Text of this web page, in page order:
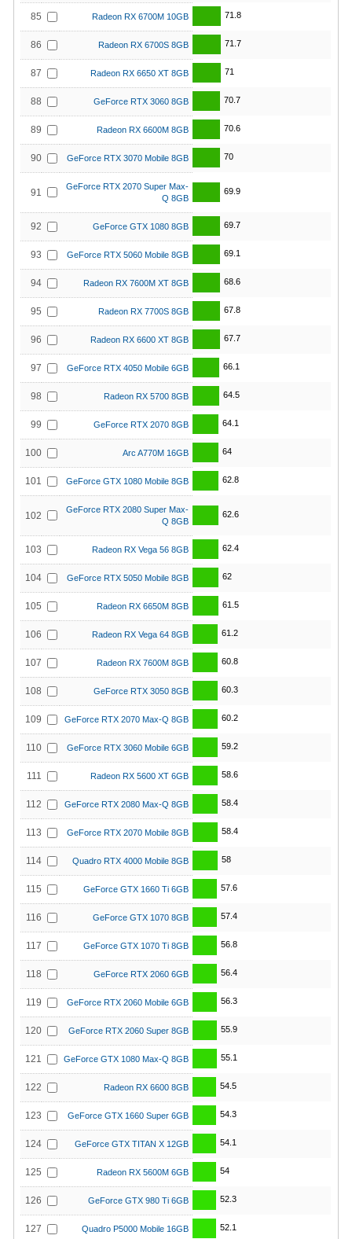
85 Radeon RX 6700M 10GB 71.8
86 Radeon RX 6700S 8GB 71.7
87 Radeon RX 6650 XT 8GB 71
88 GeForce RTX 3060 8GB 70.7
89 Radeon RX 6600M 8GB 70.6
90 GeForce RTX 3070 Mobile 8GB 70
91
GeForce RTX 2070 Super Max-
Q 8GB
69.9
92 GeForce GTX 1080 8GB 69.7
93 GeForce RTX 5060 Mobile 8GB 69.1
94 Radeon RX 7600M XT 8GB 68.6
95 Radeon RX 7700S 8GB 67.8
96 Radeon RX 6600 XT 8GB 67.7
97 GeForce RTX 4050 Mobile 6GB 66.1
98 Radeon RX 5700 8GB 64.5
99 GeForce RTX 2070 8GB 64.1
100 Arc A770M 16GB 64
101 GeForce GTX 1080 Mobile 8GB 62.8
102
GeForce RTX 2080 Super Max-
Q 8GB
62.6
103 Radeon RX Vega 56 8GB 62.4
104 GeForce RTX 5050 Mobile 8GB 62
105 Radeon RX 6650M 8GB 61.5
106 Radeon RX Vega 64 8GB 61.2
107 Radeon RX 7600M 8GB 60.8
108 GeForce RTX 3050 8GB 60.3
109 GeForce RTX 2070 Max-Q 8GB 60.2
110 GeForce RTX 3060 Mobile 6GB 59.2
111 Radeon RX 5600 XT 6GB 58.6
112 GeForce RTX 2080 Max-Q 8GB 58.4
113 GeForce RTX 2070 Mobile 8GB 58.4
114 Quadro RTX 4000 Mobile 8GB 58
115 GeForce GTX 1660 Ti 6GB 57.6
116 GeForce GTX 1070 8GB 57.4
117 GeForce GTX 1070 Ti 8GB 56.8
118 GeForce RTX 2060 6GB 56.4
119 GeForce RTX 2060 Mobile 6GB 56.3
120 GeForce RTX 2060 Super 8GB 55.9
121 GeForce GTX 1080 Max-Q 8GB 55.1
122 Radeon RX 6600 8GB 54.5
123 GeForce GTX 1660 Super 6GB 54.3
124 GeForce GTX TITAN X 12GB 54.1
125 Radeon RX 5600M 6GB 54
126 GeForce GTX 980 Ti 6GB 52.3
127 Quadro P5000 Mobile 16GB 52.1